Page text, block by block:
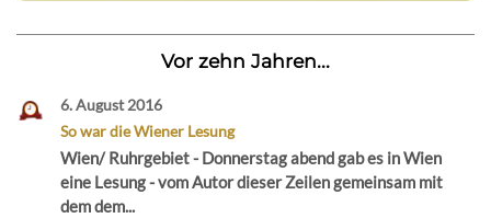
Vor zehn Jahren...
6. August 2016
So war die Wiener Lesung
Wien/ Ruhrgebiet - Donnerstag abend gab es in Wien
eine Lesung - vom Autor dieser Zeilen gemeinsam mit
dem dem...